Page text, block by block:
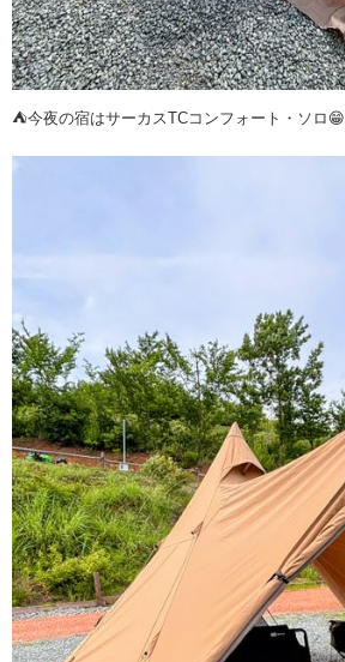
⛺️今夜の宿はサーカスTCコンフォート・ソロ😁